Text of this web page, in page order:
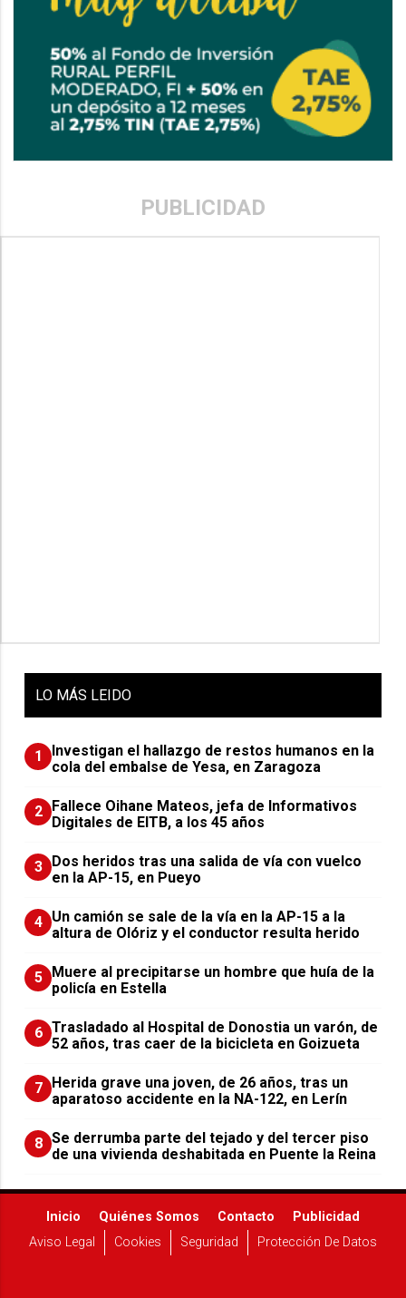
PUBLICIDAD
LO MÁS LEIDO
1
Investigan el hallazgo de restos humanos en la
cola del embalse de Yesa, en Zaragoza
2 Fallece Oihane Mateos, jefa de Informativos
Digitales de EITB, a los 45 años
3 Dos heridos tras una salida de vía con vuelco
en la AP-15, en Pueyo
4 Un camión se sale de la vía en la AP-15 a la
altura de Olóriz y el conductor resulta herido
5 Muere al precipitarse un hombre que huía de la
policía en Estella
6 Trasladado al Hospital de Donostia un varón, de
52 años, tras caer de la bicicleta en Goizueta
7 Herida grave una joven, de 26 años, tras un
aparatoso accidente en la NA-122, en Lerín
8 Se derrumba parte del tejado y del tercer piso
de una vivienda deshabitada en Puente la Reina
Inicio Quiénes Somos Contacto
Publicidad
Aviso Legal
Cookies Seguridad Protección De Datos